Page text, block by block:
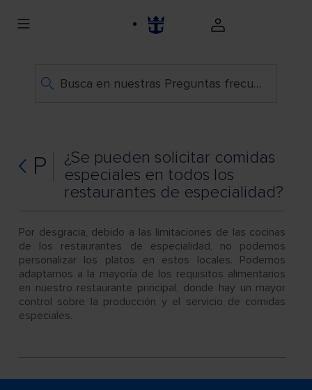
Busca en nuestras Preguntas frecuentes
P
¿Se pueden solicitar comidas
especiales en todos los
restaurantes de especialidad?
Por desgracia, debido a las limitaciones de las cocinas
de los restaurantes de especialidad, no podemos
personalizar los platos en estos locales. Podemos
adaptarnos a la mayoría de los requisitos alimentarios
en nuestro restaurante principal, donde hay un mayor
control sobre la producción y el servicio de comidas
especiales.